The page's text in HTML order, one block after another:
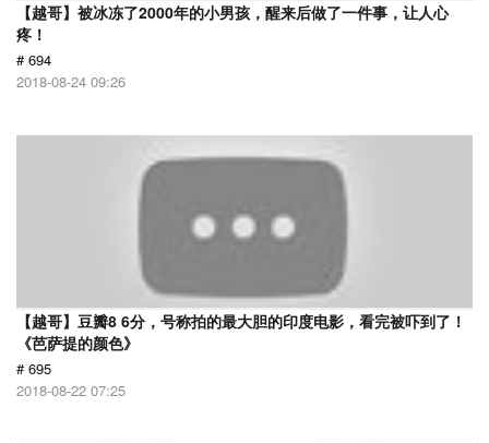
【越哥】被冰冻了2000年的小男孩，醒来后做了一件事，让人心
疼！
# 694
2018-08-24 09:26
【越哥】豆瓣8 6分，号称拍的最大胆的印度电影，看完被吓到了！
《芭萨提的颜色》
# 695
2018-08-22 07:25